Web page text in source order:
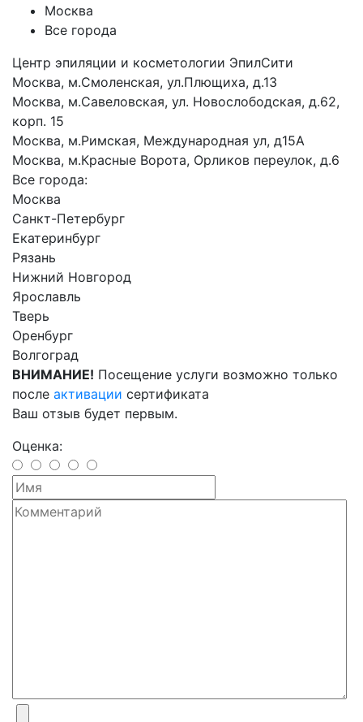
Москва
Все города
Центр эпиляции и косметологии ЭпилСити
Москва, м.Смоленская, ул.Плющиха, д.13
Москва, м.Савеловская, ул. Новослободская, д.62,
корп. 15
Москва, м.Римская, Международная ул, д15А
Москва, м.Красные Ворота, Орликов переулок, д.6
Все города:
Москва
Санкт-Петербург
Екатеринбург
Рязань
Нижний Новгород
Ярославль
Тверь
Оренбург
Волгоград
ВНИМАНИЕ! Посещение услуги возможно только
после активации сертификата
Ваш отзыв будет первым.
Оценка: